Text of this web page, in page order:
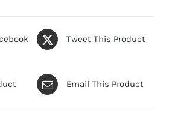
Tweet This Product
Email This Product